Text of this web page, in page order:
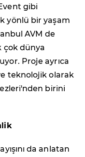
gibi
yönlü bir yaşam
AVM de
çok dünya
Proje ayrıca
teknolojik olarak
birini
da anlatan